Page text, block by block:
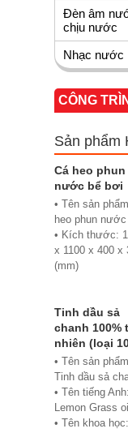
Đèn âm
chịu nước
Nhạc nước
CÔNG
Sản phẩm
Cá heo phun
nước bể bơi
• Tên sản
heo phun nước
• Kích thước:
x 1100 x 400 x
(mm)
Composite
• Phân phối:
Hoabico
Tinh dầu sả
chanh 100%
nhiên (loại
• Tên sản
Tinh dầu sả
• Tên tiếng Anh:
Lemon Grass oil
• Tên khoa học: